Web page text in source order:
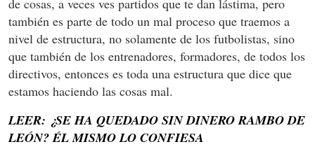
de cosas, a veces ves partidos que te dan lástima, pero
también es parte de todo un mal proceso que traemos a
nivel de estructura, no solamente de los futbolistas, sino
que también de los entrenadores, formadores, de todos los
directivos, entonces es toda una estructura que dice que
estamos haciendo las cosas mal.
LEER: ¿SE HA QUEDADO SIN DINERO RAMBO DE
LEÓN? ÉL MISMO LO CONFIESA